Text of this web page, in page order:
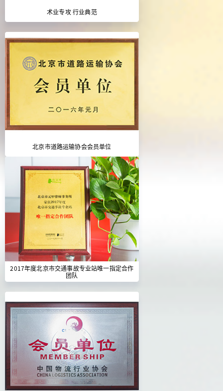
术业专攻 行业典范
北京市道路运输协会会员单位
2017年度北京市交通事故专业站唯一指定合作
团队